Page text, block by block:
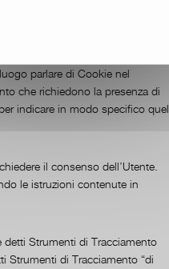
parlare di Cookie nel
che richiedono la presenza di
indicare in modo specifico quel
il consenso dell’Utente.
le istruzioni contenute in
Strumenti di Tracciamento
Strumenti di Tracciamento “di